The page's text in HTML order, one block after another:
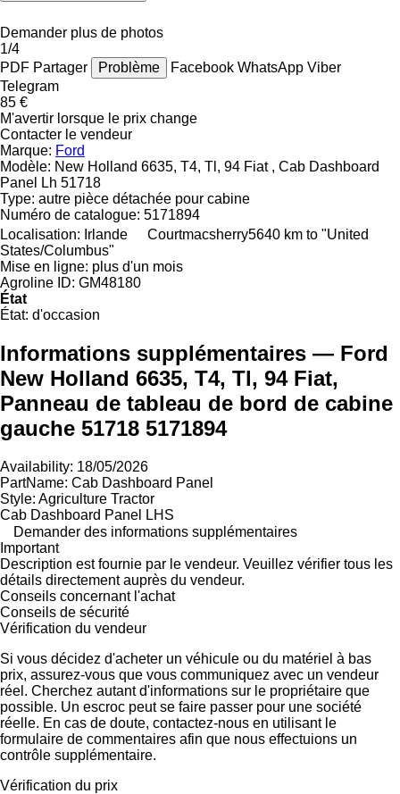
Demander plus de photos
1/4
PDF Partager Problème Facebook WhatsApp Viber
Telegram
85 €
M'avertir lorsque le prix change
Contacter le vendeur
Marque: Ford
Modèle: New Holland 6635, T4, Tl, 94 Fiat , Cab Dashboard
Panel Lh 51718
Type: autre pièce détachée pour cabine
Numéro de catalogue: 5171894
Localisation: Irlande Courtmacsherry5640 km to "United
States/Columbus"
Mise en ligne: plus d'un mois
Agroline ID: GM48180
État
État: d'occasion
Informations supplémentaires — Ford
New Holland 6635, T4, Tl, 94 Fiat,
Panneau de tableau de bord de cabine
gauche 51718 5171894
Availability: 18/05/2026
PartName: Cab Dashboard Panel
Style: Agriculture Tractor
Cab Dashboard Panel LHS
Demander des informations supplémentaires
Important
Description est fournie par le vendeur. Veuillez vérifier tous les
détails directement auprès du vendeur.
Conseils concernant l'achat
Conseils de sécurité
Vérification du vendeur
Si vous décidez d'acheter un véhicule ou du matériel à bas
prix, assurez-vous que vous communiquez avec un vendeur
réel. Cherchez autant d'informations sur le propriétaire que
possible. Un escroc peut se faire passer pour une société
réelle. En cas de doute, contactez-nous en utilisant le
formulaire de commentaires afin que nous effectuions un
contrôle supplémentaire.
Vérification du prix